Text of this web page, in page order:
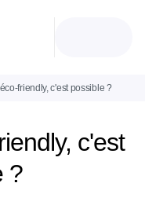
friendly, c'est possible ?
c'est
?